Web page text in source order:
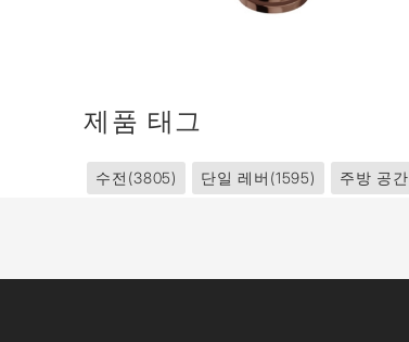
제품 태그
수전 (3805) 단일 레버 (1595) 주방 공간